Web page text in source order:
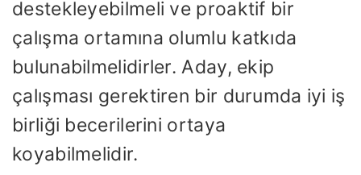
destekleyebilmeli ve proaktif bir
çalışma ortamına olumlu katkıda
bulunabilmelidirler. Aday, ekip
çalışması gerektiren bir durumda iyi iş
birliği becerilerini ortaya
koyabilmelidir.